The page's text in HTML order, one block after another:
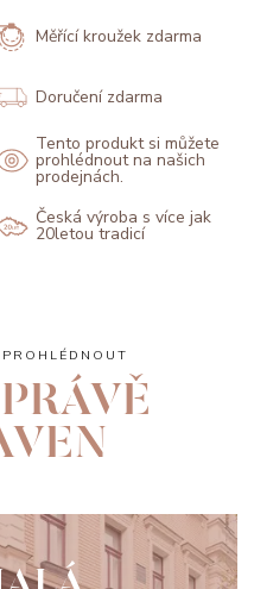
Měřící kroužek zdarma
Doručení zdarma
Tento produkt si můžete
prohlédnout na našich
prodejnách.
Česká výroba s více jak
20letou tradicí